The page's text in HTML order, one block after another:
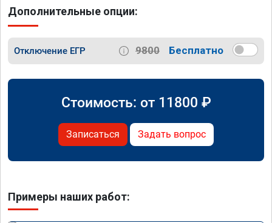
Дополнительные опции:
Отключение ЕГР 9800 Бесплатно
Стоимость: от 11800 ₽
Записаться Задать вопрос
Примеры наших работ: